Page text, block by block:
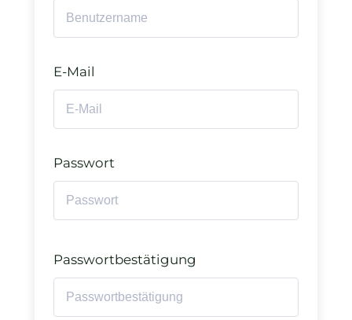
E-Mail
Passwort
Passwortbestätigung